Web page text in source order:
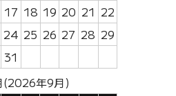
17 18 19 20 21 22
24 25 26 27 28 29
31
(2026年9月)